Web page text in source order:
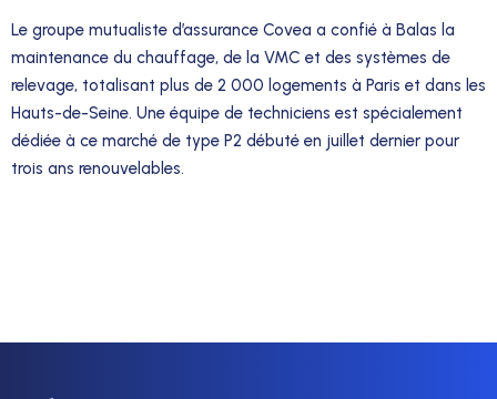
Le groupe mutualiste d’assurance Covea a confié à Balas la
maintenance du chauffage, de la VMC et des systèmes de
relevage, totalisant plus de 2 000 logements à Paris et dans les
Hauts-de-Seine. Une équipe de techniciens est spécialement
dédiée à ce marché de type P2 débuté en juillet dernier pour
trois ans renouvelables.